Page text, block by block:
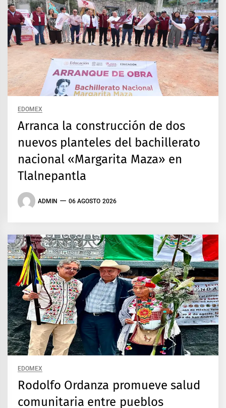
EDOMEX
Arranca la construcción de dos
nuevos planteles del bachillerato
nacional «Margarita Maza» en
Tlalnepantla
ADMIN 06 AGOSTO 2026
EDOMEX
Rodolfo Ordanza promueve salud
comunitaria entre pueblos